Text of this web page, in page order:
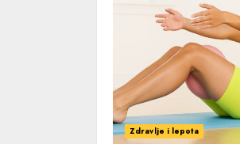
Zdravlje i lepota